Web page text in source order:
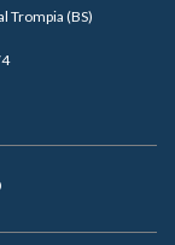
Trompia (BS)